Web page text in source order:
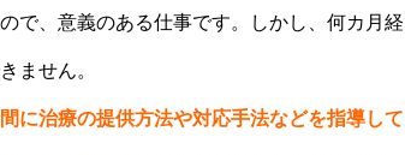
で、意義のある仕事です。しかし、何カ月経
ません。
に治療の提供方法や対応手法などを指導して